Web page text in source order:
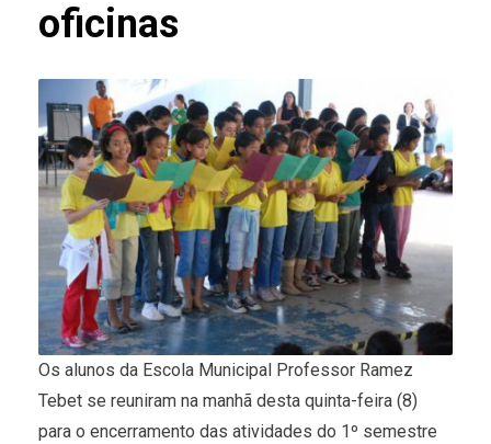
oficinas
Os alunos da Escola Municipal Professor Ramez
Tebet se reuniram na manhã desta quinta-feira (8)
para o encerramento das atividades do 1º semestre